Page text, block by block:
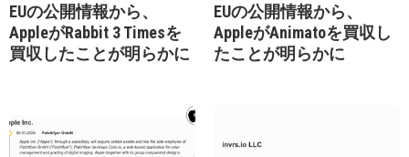
EUの公開情報から、
AppleがRabbit 3 Timesを
買収したことが明らかに
EUの公開情報から、
AppleがAnimatoを買収し
たことが明らかに